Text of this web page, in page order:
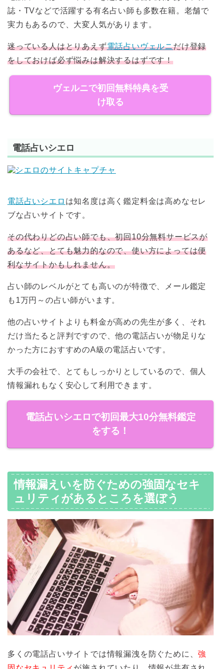
誌・ TVなどで活躍する有名占い師も多数在籍。 老舗で
実力もあるので、大変人気があります。
迷っている人はとりあえず電話占いヴェルニだけ登録
をしておけば必ず悩みは解決するはずです！
ヴェルニで初回無料特典を受
け取る
電話占いシエロ
電話占いシエロ は知名度は高く鑑定料金は高めなセレ
ブな占いサイトです。
その代わりどの占い師でも、初回10分無料サービスが
あるなど、とても魅力的なので、使い方によっては便
利なサイトかもしれません。
占い師のレベルがとても高いのが特徴で、メール鑑定
も1万円～の占い師がいます。
他の占いサイトよりも料金が高めの先生が多く、それ
だけ当たると評判ですので、他の電話占いが物足りな
かった方におすすめのA級の電話占いです。
大手の会社で、とてもしっかりとしているので、個人
情報漏れもなく安心して利用できます。
電話占いシエロで初回最大10分無料鑑定
をする！
情報漏えいを防ぐための強固なセキ
ュリティがあるところを選ぼう
多くの電話占いサイトでは情報漏洩を防ぐために、強